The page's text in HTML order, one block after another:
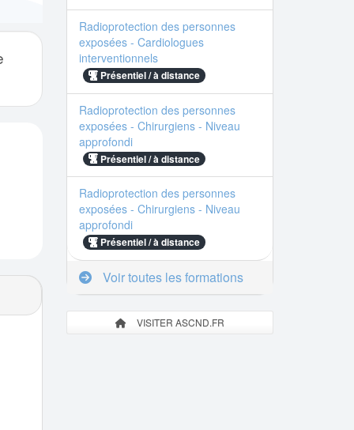
Radioprotection des personnes
exposées - Cardiologues
interventionnels
Présentiel / à distance
Radioprotection des personnes
exposées - Chirurgiens - Niveau
approfondi
Présentiel / à distance
Radioprotection des personnes
exposées - Chirurgiens - Niveau
approfondi
Présentiel / à distance
Voir toutes les formations
VISITER ASCND.FR